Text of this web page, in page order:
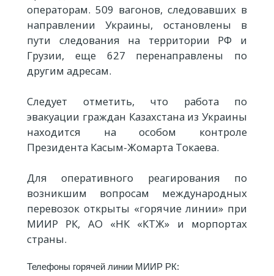
операторам. 509 вагонов, следовавших в
направлении Украины, остановлены в
пути следования на территории РФ и
Грузии, еще 627 перенаправлены по
другим адресам.
Следует отметить, что работа по
эвакуации граждан Казахстана из Украины
находится на особом контроле
Президента Касым-Жомарта Токаева.
Для оперативного реагирования по
возникшим вопросам международных
перевозок открыты «горячие линии» при
МИИР РК, АО «НК «КТЖ» и морпортах
страны.
Телефоны горячей линии МИИР РК: